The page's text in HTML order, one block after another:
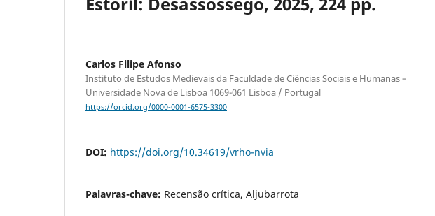
Carlos Filipe Afonso
Instituto de Estudos Medievais da Faculdade de Ciências Sociais e Humanas –
Universidade Nova de Lisboa 1069-061 Lisboa / Portugal
https://orcid.org/0000-0001-6575-3300
DOI: https://doi.org/10.34619/vrho-nvia
Palavras-chave: Recensão crítica, Aljubarrota